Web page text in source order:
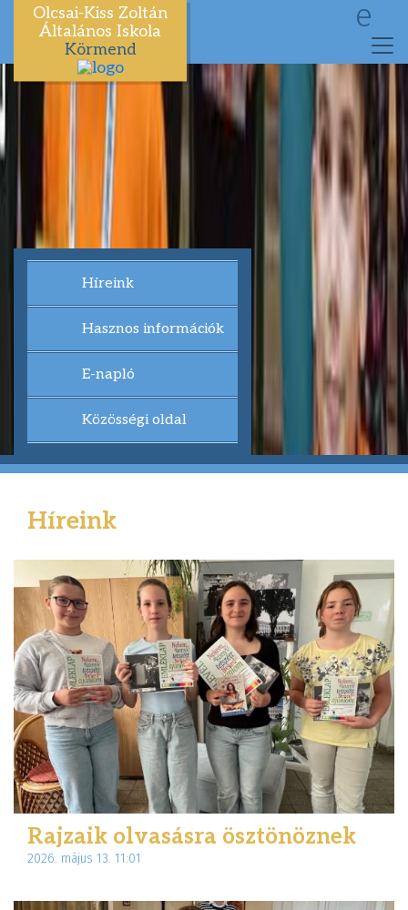
Olcsai-Kiss Zoltán
Általános Iskola
Körmend
e
Híreink
Hasznos információk
E-napló
Közösségi oldal
Híreink
Rajzaik olvasásra ösztönöznek
2026. május 13. 11:01